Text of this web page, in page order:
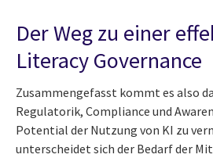
Der Weg zu einer
Literacy Governance
Zusammengefasst kommt es also
Regulatorik, Compliance und
Potential der Nutzung von KI zu
unterscheidet sich der Bedarf der